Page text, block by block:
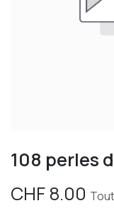
108 perles
CHF 8.00